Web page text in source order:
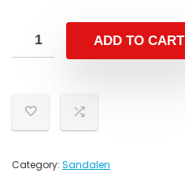
ADD TO CART
Category: Sandalen